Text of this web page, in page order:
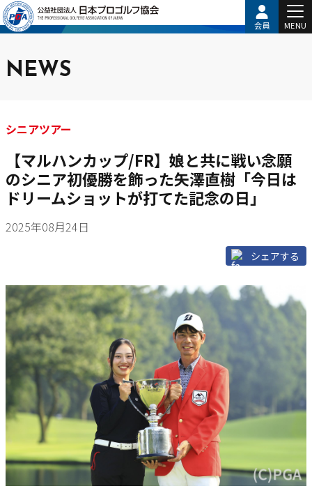
会員 MENU
NEWS
シニアツアー
【マルハンカップ/FR】娘と共に戦い念願
のシニア初優勝を飾った矢澤直樹「今日は
ドリームショットが打てた記念の日」
2025年08月24日
シェアする